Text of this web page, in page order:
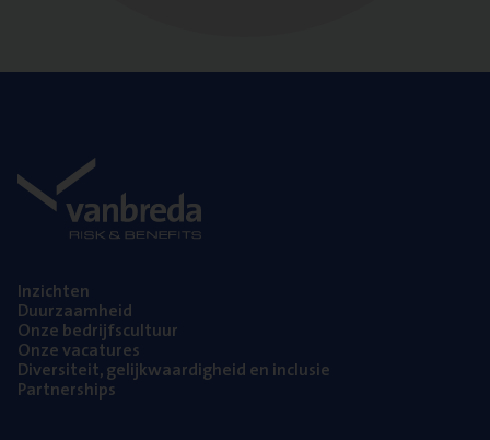
Inzich­ten
Duur­zaam­heid
Onze bedrijfs­cul­tuur
Onze vaca­tu­res
Diver­si­teit, gelijk­waar­dig­heid en inclusie
Part­ner­ships